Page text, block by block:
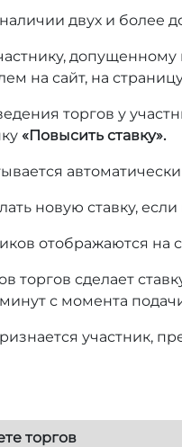
двух и более
на сайт, на
торгов у
«Повысить ставку».
новую ставку,
отображаются
торгов сделает
с момента
участник,
торгов